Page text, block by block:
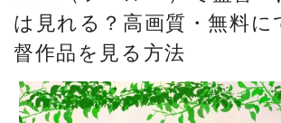
は見れる？高画質・無料に
督作品を見る方法